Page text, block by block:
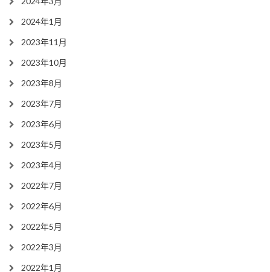
2024年1月
2023年11月
2023年10月
2023年8月
2023年7月
2023年6月
2023年5月
2023年4月
2022年7月
2022年6月
2022年5月
2022年3月
2022年1月